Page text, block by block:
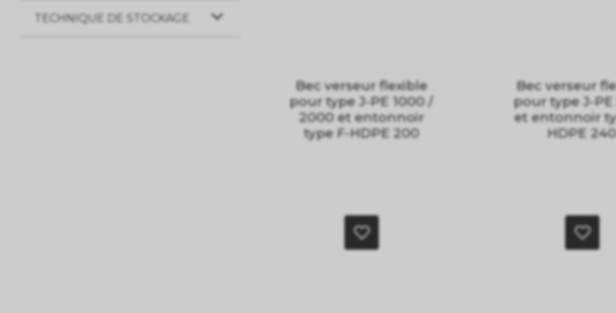
TECHNIQUE DE STOCKAGE
Bec verseur flexible
pour type J-PE 1000 /
2000 et entonnoir
type F-HDPE 200
Bec verseur
pour type J-
et entonnoir
HDPE